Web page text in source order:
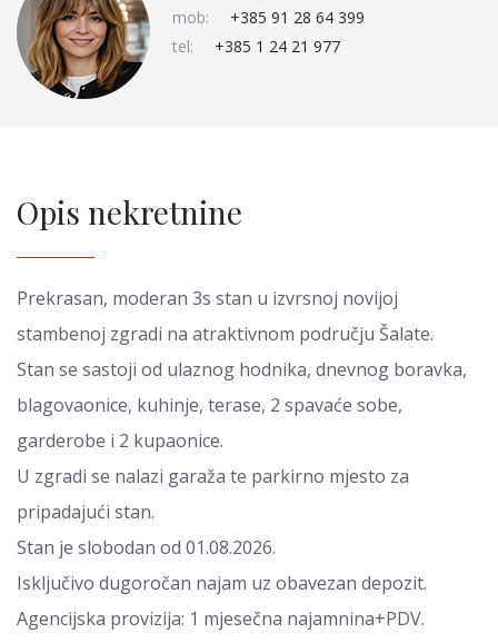
mob:
+385 91 28 64 399
tel:
+385 1 24 21 977
Opis nekretnine
Prekrasan, moderan 3s stan u izvrsnoj novijoj
stambenoj zgradi na atraktivnom području Šalate.
Stan se sastoji od ulaznog hodnika, dnevnog boravka,
blagovaonice, kuhinje, terase, 2 spavaće sobe,
garderobe i 2 kupaonice.
U zgradi se nalazi garaža te parkirno mjesto za
pripadajući stan.
Stan je slobodan od 01.08.2026.
Isključivo dugoročan najam uz obavezan depozit.
Agencijska provizija: 1 mjesečna najamnina+PDV.